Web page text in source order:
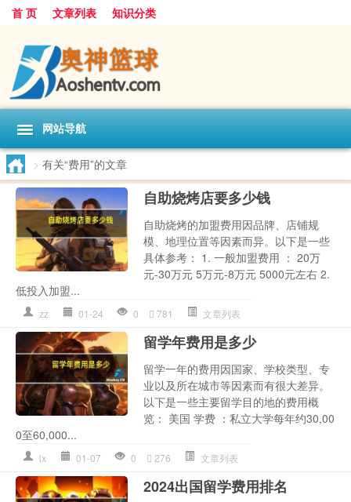
首 页 文章列表 知识分类
网站导航
> 有关“费用”的文章
自助烧烤店要多少钱
自助烧烤的加盟费用因品牌、店铺规
模、地理位置等因素而异。以下是一些
具体参考： 1. 一般加盟费用 ： 20万
元-30万元 5万元-8万元 5000元左右 2.
低投入加盟...
zz 01-24 0 781 文章列表
留学年费用是多少
留学一年的费用因国家、学校类型、专
业以及所在城市等因素而有很大差异。
以下是一些主要留学目的地的费用概
览： 美国 学费 ：私立大学每年约30,00
0至60,000...
lx 01-07 0 276 文章列表
2024出国留学费用排名